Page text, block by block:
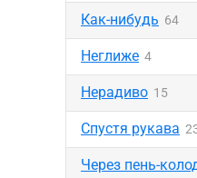
Как-нибудь 64
Неглиже 4
Нерадиво 15
Спустя рукава
Через пень-